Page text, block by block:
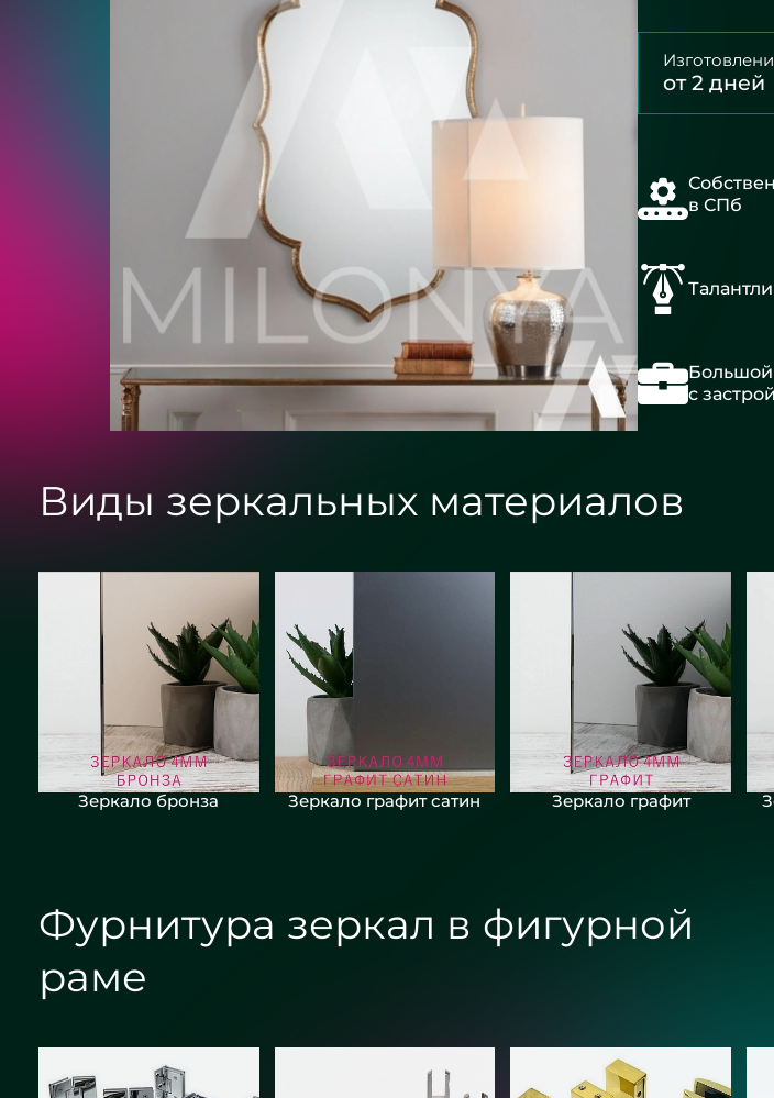
от 2 дней
в СПб
с
Виды зеркальных материалов
Зеркало бронза Зеркало графит сатин Зеркало графит
Фурнитура зеркал в фигурной
раме